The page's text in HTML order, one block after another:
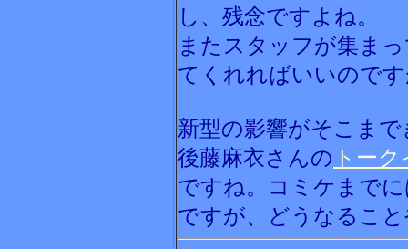
し、残念ですよね。
またスタッフが集ま
てくれればいいので
新型の影響がそこま
後藤麻衣さんの トー
ですね。コミケまで
ですが、どうなるこ